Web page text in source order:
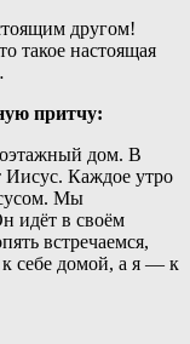
другом!
такое настоящая
притчу:
дом. В
Иисус. Каждое утро
Мы
идёт в своём
встречаемся,
себе домой, а я — к